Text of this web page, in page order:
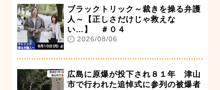
ブラックトリック～裁きを操る弁護
人～【正しさだけじゃ救えな
い…】 ＃０４
2026/08/06
広島に原爆が投下され８１年 津山
市で行われた追悼式に参列の被爆者